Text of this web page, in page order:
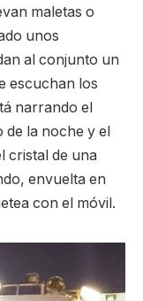
maletas o
unos
al conjunto un
escuchan los
narrando el
de la noche y el
cristal de una
envuelta en
con el móvil.